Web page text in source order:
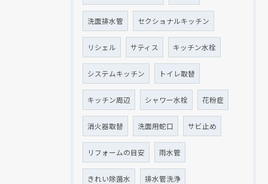
洗面排水管 セクショナルキッチン
リシェル サティス キッチン水栓
システムキッチン トイレ取替
キッチン周辺 シャワー水栓 花粉症
消火器取替 洗面用蛇口 サビ止め
リフォームの目安 雨水管
きれい除菌水 排水管洗浄